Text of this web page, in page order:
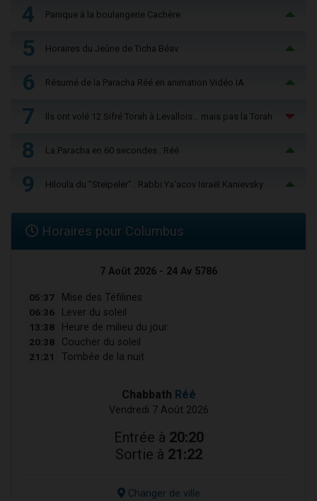
4 Panique à la boulangerie Cachère
5 Horaires du Jeûne de Ticha Béav
6 Résumé de la Paracha Réé en animation Vidéo IA
7 Ils ont volé 12 Sifré Torah à Levallois… mais pas la Torah
8 La Paracha en 60 secondes : Réé
9 Hiloula du "Steïpeler" : Rabbi Ya’acov Israël Kanievsky
Horaires pour Columbus
7 Août 2026 - 24 Av 5786
05:37 Mise des Téfilines
06:36 Lever du soleil
13:38 Heure de milieu du jour
20:38 Coucher du soleil
21:21 Tombée de la nuit
Chabbath Réé
Vendredi 7 Août 2026
Entrée à 20:20
Sortie à 21:22
Changer de ville